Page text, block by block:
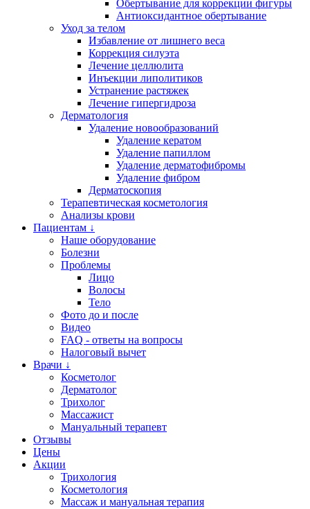
Обертывание для коррекции фигуры
Антиоксидантное обертывание
Уход за телом
Избавление от лишнего веса
Коррекция силуэта
Лечение целлюлита
Инъекции липолитиков
Устранение растяжек
Лечение гипергидроза
Дерматология
Удаление новообразований
Удаление кератом
Удаление папиллом
Удаление дерматофибромы
Удаление фибром
Дерматоскопия
Терапевтическая косметология
Анализы крови
Пациентам ↓
Наше оборудование
Болезни
Проблемы
Лицо
Волосы
Тело
Фото до и после
Видео
FAQ - ответы на вопросы
Налоговый вычет
Врачи ↓
Косметолог
Дерматолог
Трихолог
Массажист
Мануальный терапевт
Отзывы
Цены
Акции
Трихология
Косметология
Массаж и мануальная терапия